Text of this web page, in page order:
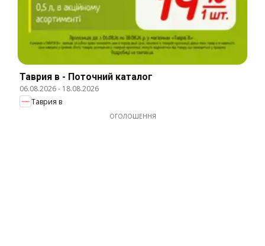
Таврия в - Поточний каталог
06.08.2026- 18.08.2026
Таврия в
ОГОЛОШЕННЯ